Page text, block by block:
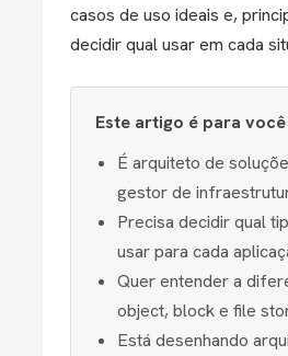
casos de uso ideais e,
decidir qual usar em cada
Este artigo é para você
É arquiteto de
gestor de
Precisa decidir qual
usar para cada
Quer entender a
object, block e file
Está desenhando